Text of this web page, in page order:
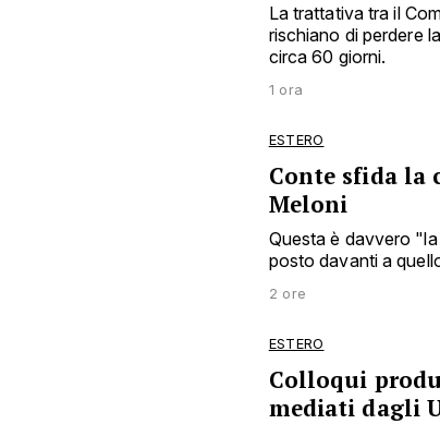
La trattativa tra il
rischiano di perdere
circa 60 giorni.
1 ora
ESTERO
Conte sfida la
Meloni
Questa è davvero
posto davanti a
2 ore
ESTERO
Colloqui
mediati dagli